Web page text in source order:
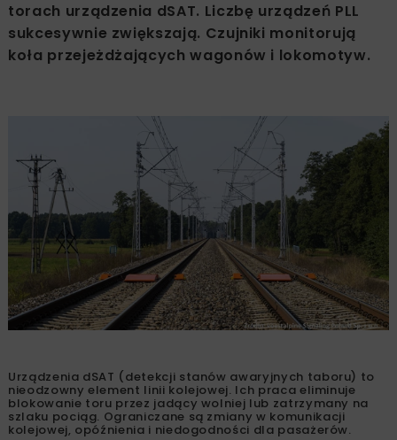
torach urządzenia dSAT. Liczbę urządzeń PLL
sukcesywnie zwiększają. Czujniki monitorują
koła przejeżdżających wagonów i lokomotyw.
Urządzenia dSAT (detekcji stanów awaryjnych taboru) to
nieodzowny element linii kolejowej. Ich praca eliminuje
blokowanie toru przez jadący wolniej lub zatrzymany na
szlaku pociąg. Ograniczane są zmiany w komunikacji
kolejowej, opóźnienia i niedogodności dla pasażerów.